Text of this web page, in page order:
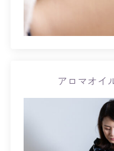
アロマオイ